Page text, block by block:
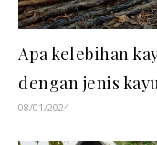
Apa kelebihan
dengan jenis
08/01/2024